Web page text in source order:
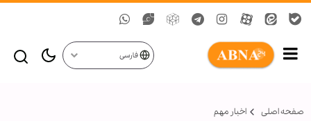
فارسی
صفحه اصلی اخبار مهم